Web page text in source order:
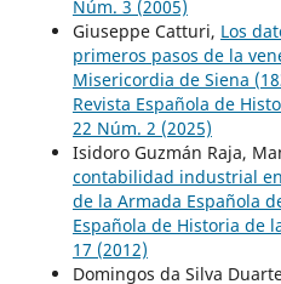
Núm. 3 (2005)
Giuseppe Catturi, Los
primeros pasos de la
Misericordia de Siena
Revista Española de
22 Núm. 2 (2025)
Isidoro Guzmán Raja,
contabilidad industrial
de la Armada Española
Española de Historia de
17 (2012)
Domingos da Silva